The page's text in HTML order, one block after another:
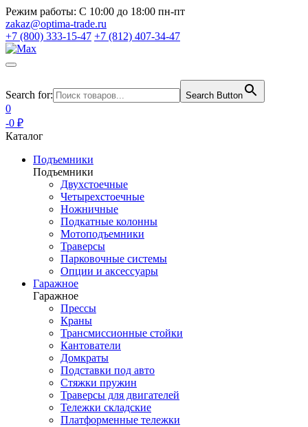
Режим работы: С 10:00 до 18:00 пн-пт
zakaz@optima-trade.ru
+7 (800) 333-15-47 +7 (812) 407-34-47
Search for: Search Button
0
-0 ₽
Каталог
Подъемники
Подъемники
Двухстоечные
Четырехстоечные
Ножничные
Подкатные колонны
Мотоподъемники
Траверсы
Парковочные системы
Опции и аксессуары
Гаражное
Гаражное
Прессы
Краны
Трансмиссионные стойки
Кантователи
Домкраты
Подставки под авто
Стяжки пружин
Траверсы для двигателей
Тележки складские
Платформенные тележки